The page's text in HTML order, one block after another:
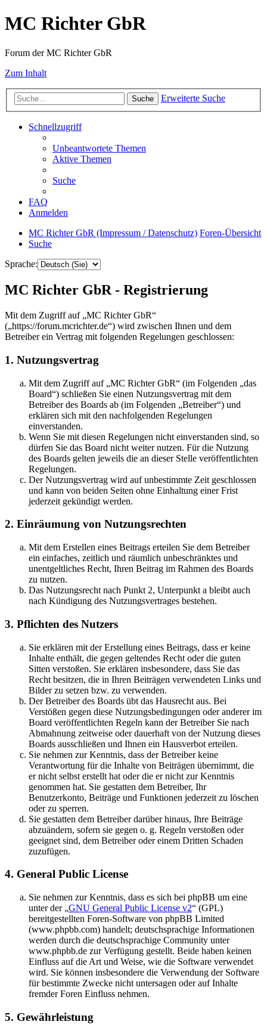
MC Richter GbR
Forum der MC Richter GbR
Zum Inhalt
Suche Erweiterte Suche
Schnellzugriff
Unbeantwortete Themen
Aktive Themen
Suche
FAQ
Anmelden
MC Richter GbR (Impressum / Datenschutz) Foren-Übersicht
Suche
Sprache:
MC Richter GbR - Registrierung
Mit dem Zugriff auf „MC Richter GbR“
(„https://forum.mcrichter.de“) wird zwischen Ihnen und dem
Betreiber ein Vertrag mit folgenden Regelungen geschlossen:
1. Nutzungsvertrag
Mit dem Zugriff auf „MC Richter GbR“ (im Folgenden „das
Board“) schließen Sie einen Nutzungsvertrag mit dem
Betreiber des Boards ab (im Folgenden „Betreiber“) und
erklären sich mit den nachfolgenden Regelungen
einverstanden.
Wenn Sie mit diesen Regelungen nicht einverstanden sind, so
dürfen Sie das Board nicht weiter nutzen. Für die Nutzung
des Boards gelten jeweils die an dieser Stelle veröffentlichten
Regelungen.
Der Nutzungsvertrag wird auf unbestimmte Zeit geschlossen
und kann von beiden Seiten ohne Einhaltung einer Frist
jederzeit gekündigt werden.
2. Einräumung von Nutzungsrechten
Mit dem Erstellen eines Beitrags erteilen Sie dem Betreiber
ein einfaches, zeitlich und räumlich unbeschränktes und
unentgeltliches Recht, Ihren Beitrag im Rahmen des Boards
zu nutzen.
Das Nutzungsrecht nach Punkt 2, Unterpunkt a bleibt auch
nach Kündigung des Nutzungsvertrages bestehen.
3. Pflichten des Nutzers
Sie erklären mit der Erstellung eines Beitrags, dass er keine
Inhalte enthält, die gegen geltendes Recht oder die guten
Sitten verstoßen. Sie erklären insbesondere, dass Sie das
Recht besitzen, die in Ihren Beiträgen verwendeten Links und
Bilder zu setzen bzw. zu verwenden.
Der Betreiber des Boards übt das Hausrecht aus. Bei
Verstößen gegen diese Nutzungsbedingungen oder anderer im
Board veröffentlichten Regeln kann der Betreiber Sie nach
Abmahnung zeitweise oder dauerhaft von der Nutzung dieses
Boards ausschließen und Ihnen ein Hausverbot erteilen.
Sie nehmen zur Kenntnis, dass der Betreiber keine
Verantwortung für die Inhalte von Beiträgen übernimmt, die
er nicht selbst erstellt hat oder die er nicht zur Kenntnis
genommen hat. Sie gestatten dem Betreiber, Ihr
Benutzerkonto, Beiträge und Funktionen jederzeit zu löschen
oder zu sperren.
Sie gestatten dem Betreiber darüber hinaus, Ihre Beiträge
abzuändern, sofern sie gegen o. g. Regeln verstoßen oder
geeignet sind, dem Betreiber oder einem Dritten Schaden
zuzufügen.
4. General Public License
Sie nehmen zur Kenntnis, dass es sich bei phpBB um eine
unter der „GNU General Public License v2“ (GPL)
bereitgestellten Foren-Software von phpBB Limited
(www.phpbb.com) handelt; deutschsprachige Informationen
werden durch die deutschsprachige Community unter
www.phpbb.de zur Verfügung gestellt. Beide haben keinen
Einfluss auf die Art und Weise, wie die Software verwendet
wird. Sie können insbesondere die Verwendung der Software
für bestimmte Zwecke nicht untersagen oder auf Inhalte
fremder Foren Einfluss nehmen.
5. Gewährleistung